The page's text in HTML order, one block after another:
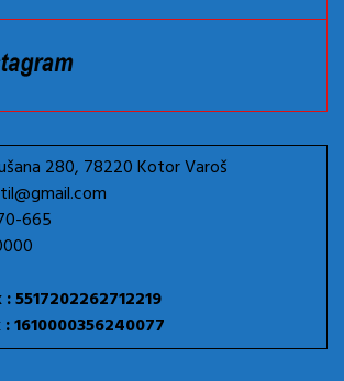
280, 78220 Kotor Varoš
665
5517202262712219
1610000356240077